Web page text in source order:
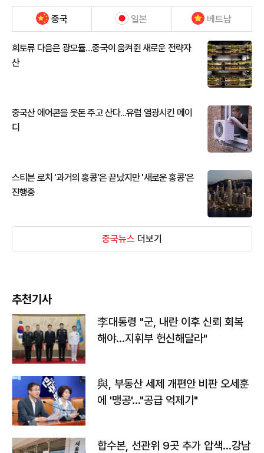
중국 일본 베트남
희토류 다음은 광모듈…중국이 움켜쥔 새로운 전략자
산
중국산 에어콘을 웃돈 주고 산다...유럽 열광시킨 메이
디
스티븐 로치 '과거의 홍콩'은 끝났지만 '새로운 홍콩'은
진행중
중국뉴스 더보기
추천기사
李대통령 "군, 내란 이후 신뢰 회복
해야…지휘부 헌신해달라"
與, 부동산 세제 개편안 비판 오세훈
에 '맹공'…"공급 억제기"
합수본, 선관위 9곳 추가 압색…강남